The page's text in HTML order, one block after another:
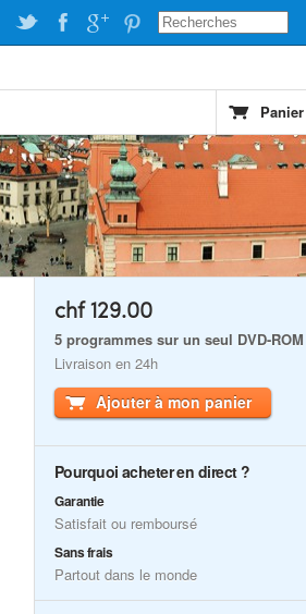
Panier
chf 129.00
5 programmes sur un seul DVD-ROM
Livraison en 24h
Ajouter à mon panier
Pourquoi acheter en direct ?
Garantie
Satisfait ou remboursé
Sans frais
Partout dans le monde